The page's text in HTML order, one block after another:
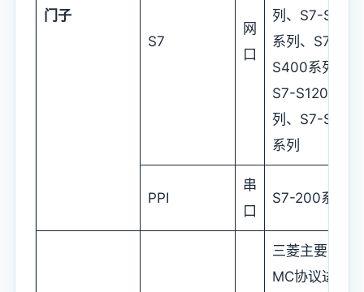
门子
S7
网
口
列、S7-S300
系列、S7-
S400系列、
S7-S1200系
列、S7-S1500
系列
PPI
串
口
S7-200系列
三菱主要采用
MC协议进行通